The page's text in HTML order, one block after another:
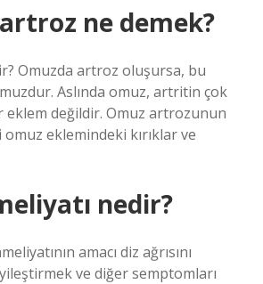
ne demek?
Omuzda artroz oluşursa, bu
Aslında omuz, artritin çok
eklem değildir. Omuz artrozunun
omuz eklemindeki kırıklar ve
nedir?
amacı diz ağrısını
ve diğer semptomları